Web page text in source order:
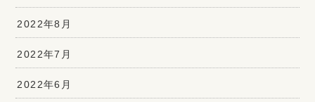
2022年8月
2022年7月
2022年6月